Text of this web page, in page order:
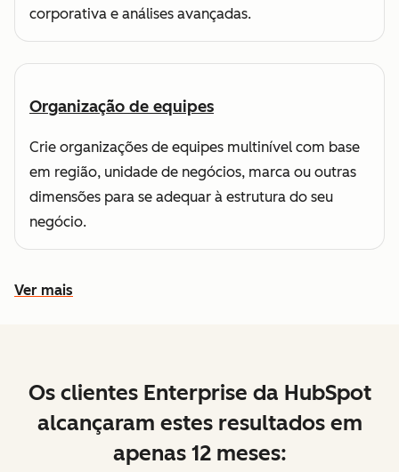
corporativa e análises avançadas.
Organização de equipes
Crie organizações de equipes multinível com base
em região, unidade de negócios, marca ou outras
dimensões para se adequar à estrutura do seu
negócio.
Ver mais
Conheça outros recursos
Os clientes Enterprise da HubSpot
alcançaram estes resultados em
apenas 12 meses: